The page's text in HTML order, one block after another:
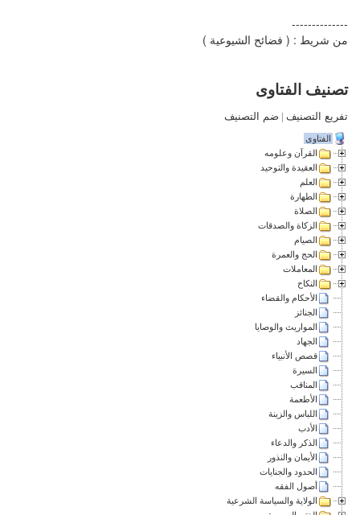
--------------
من شريط : ( فضائح الشيوعية )
تصنيف الفتاوى
تفريع التصنيف | ضم التصنيف
الفتاوى
القرآن وعلومه
العقيدة والتوحيد
العلم
الطهارة
الصلاة
الزكاة والصدقات
الصيام
الحج والعمرة
المعاملات
النكاح
الأحكام والقضاء
الجنائز
المواريث والوصايا
الجهاد
قصص الأنبياء
السيرة
المناقب
الأطعمة
اللباس والزينة
الأدب
الذكر والدعاء
الأيمان والنذور
الحدود والجنايات
أصول الفقه
الولاية والسياسة الشرعية